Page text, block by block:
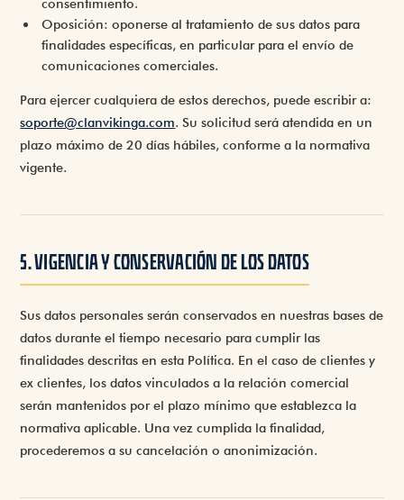
consentimiento.
Oposición: oponerse al tratamiento de sus datos para
finalidades específicas, en particular para el envío de
comunicaciones comerciales.
Para ejercer cualquiera de estos derechos, puede escribir a:
soporte@clanvikinga.com. Su solicitud será atendida en un
plazo máximo de 20 días hábiles, conforme a la normativa
vigente.
5. VIGENCIA Y CONSERVACIÓN DE LOS DATOS
Sus datos personales serán conservados en nuestras bases de
datos durante el tiempo necesario para cumplir las
finalidades descritas en esta Política. En el caso de clientes y
ex clientes, los datos vinculados a la relación comercial
serán mantenidos por el plazo mínimo que establezca la
normativa aplicable. Una vez cumplida la finalidad,
procederemos a su cancelación o anonimización.